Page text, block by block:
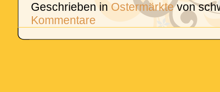
Geschrieben in Ostermärktevon
Kommentare